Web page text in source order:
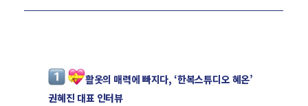
활옷의 매력에 빠지다, ‘한복스튜디오 혜온’
권혜진 대표 인터뷰